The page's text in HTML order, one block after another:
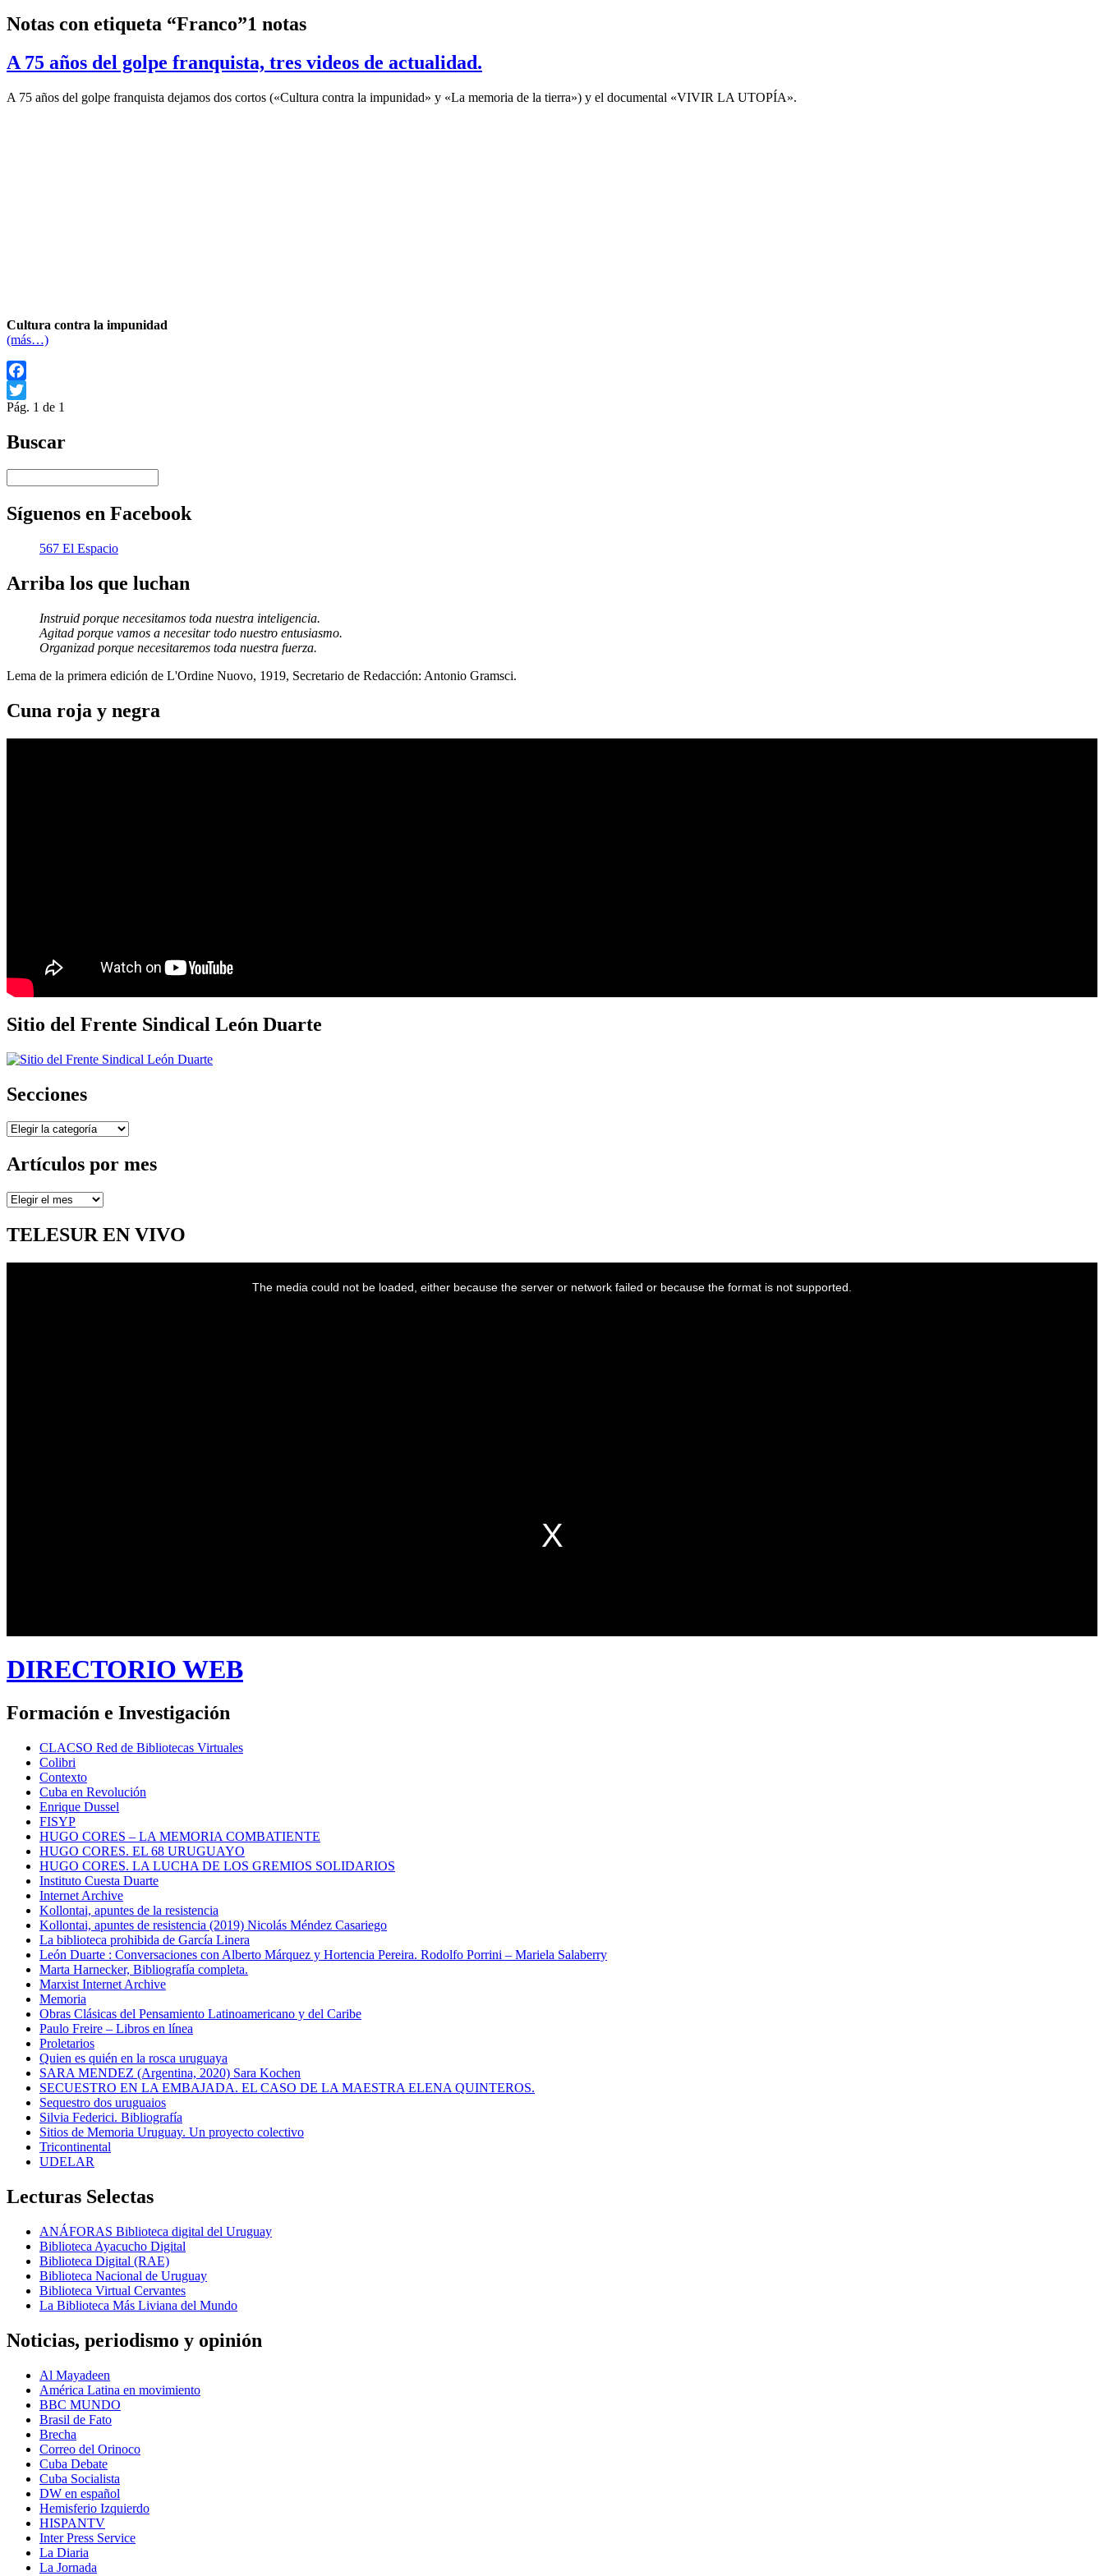
Notas con etiqueta “Franco”1 notas
A 75 años del golpe franquista, tres videos de actualidad.
A 75 años del golpe franquista dejamos dos cortos («Cultura contra la impunidad» y «La memoria de la tierra») y el documental «VIVIR LA UTOPÍA».
Cultura contra la impunidad
(más…)
Facebook
Twitter
Pág. 1 de 1
Buscar
Síguenos en Facebook
567 El Espacio
Arriba los que luchan
Instruid porque necesitamos toda nuestra inteligencia.
Agitad porque vamos a necesitar todo nuestro entusiasmo.
Organizad porque necesitaremos toda nuestra fuerza.
Lema de la primera edición de L'Ordine Nuovo, 1919, Secretario de Redacción: Antonio Gramsci.
Cuna roja y negra
Sitio del Frente Sindical León Duarte
Secciones
Secciones
Artículos por mes
Artículos
mes
TELESUR EN VIVO
DIRECTORIO WEB
Formación e Investigación
CLACSO Red de Bibliotecas Virtuales
Colibri
Contexto
Cuba en Revolución
Enrique Dussel
FISYP
HUGO CORES – LA MEMORIA COMBATIENTE
HUGO CORES. EL 68 URUGUAYO
HUGO CORES. LA LUCHA DE LOS GREMIOS SOLIDARIOS
Instituto Cuesta Duarte
Internet Archive
Kollontai, apuntes de la resistencia
Kollontai, apuntes de resistencia (2019) Nicolás Méndez Casariego
La biblioteca prohibida de García Linera
León Duarte : Conversaciones con Alberto Márquez y Hortencia Pereira. Rodolfo Porrini – Mariela Salaberry
Marta Harnecker, Bibliografía completa.
Marxist Internet Archive
Memoria
Obras Clásicas del Pensamiento Latinoamericano y del Caribe
Paulo Freire – Libros en línea
Proletarios
Quien es quién en la rosca uruguaya
SARA MENDEZ (Argentina, 2020) Sara Kochen
SECUESTRO EN LA EMBAJADA. EL CASO DE LA MAESTRA ELENA QUINTEROS.
Sequestro dos uruguaios
Silvia Federici. Bibliografía
Sitios de Memoria Uruguay. Un proyecto colectivo
Tricontinental
UDELAR
Lecturas Selectas
ANÁFORAS Biblioteca digital del Uruguay
Biblioteca Ayacucho Digital
Biblioteca Digital (RAE)
Biblioteca Nacional de Uruguay
Biblioteca Virtual Cervantes
La Biblioteca Más Liviana del Mundo
Noticias, periodismo y opinión
Al Mayadeen
América Latina en movimiento
BBC MUNDO
Brasil de Fato
Brecha
Correo del Orinoco
Cuba Debate
Cuba Socialista
DW en español
Hemisferio Izquierdo
HISPANTV
Inter Press Service
La Diaria
La Jornada